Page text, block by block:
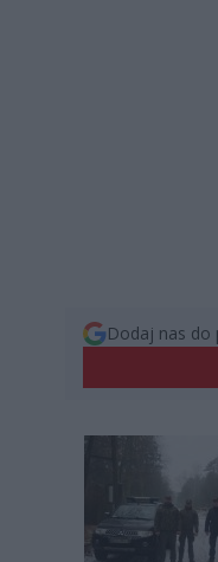
Dodaj nas do